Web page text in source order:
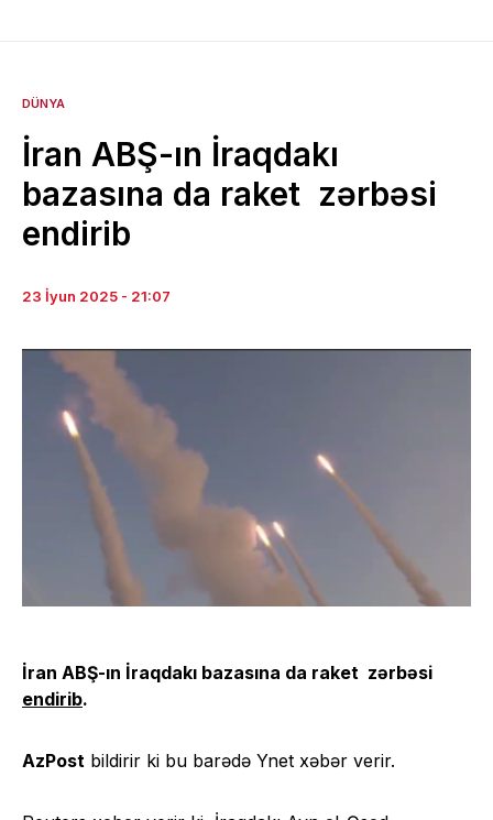
DÜNYA
İran ABŞ-ın İraqdakı
bazasına da raket zərbəsi
endirib
23 İyun 2025 - 21:07
İran ABŞ-ın İraqdakı bazasına da raket zərbəsi
endirib.
AzPost bildirir ki bu barədə Ynet xəbər verir.